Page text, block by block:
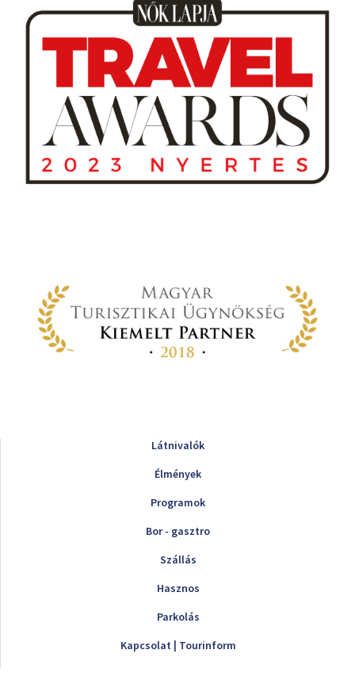
Látnivalók
Élmények
Programok
Bor - gasztro
Szállás
Hasznos
Parkolás
Kapcsolat | Tourinform